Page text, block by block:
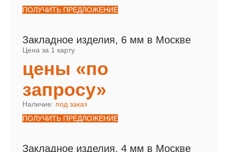
ПОЛУЧИТЬ ПРЕДЛОЖЕНИЕ
Закладное изделия, 6 мм в Москве
Цена за 1 карту
цены «по
запросу»
Наличие: под заказ
ПОЛУЧИТЬ ПРЕДЛОЖЕНИЕ
Закладное изделия, 4 мм в Москве